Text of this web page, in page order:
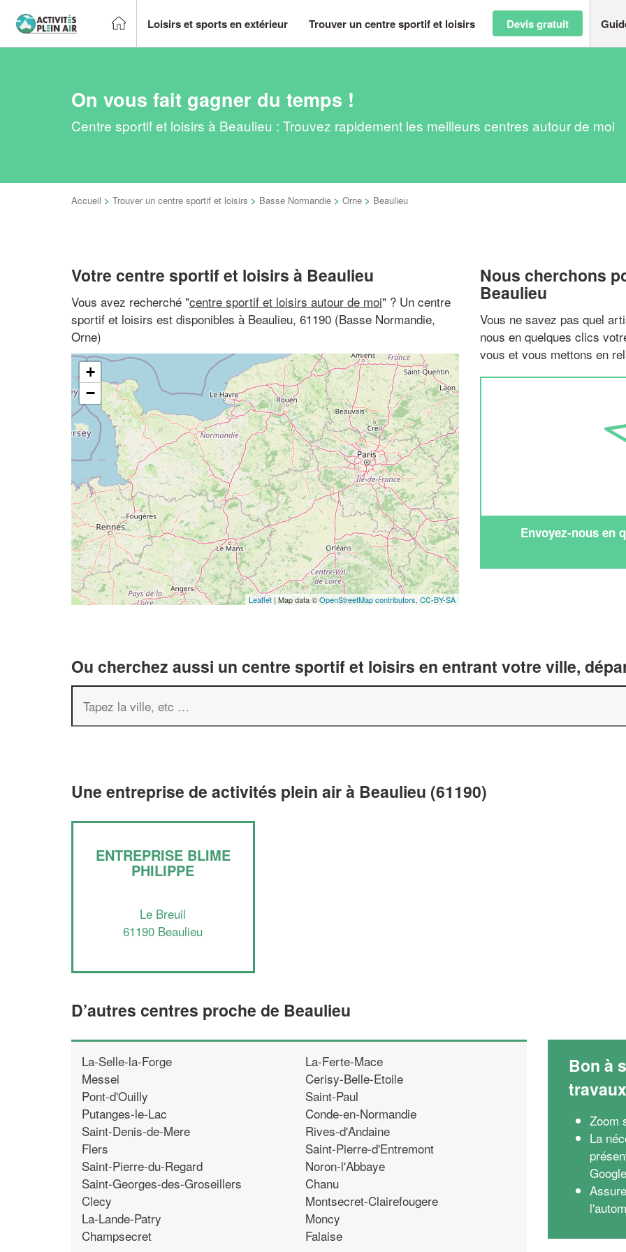
Loisirs et sports en extérieur Trouver un centre sportif et loisirs Devis gratuit
On vous fait gagner du temps !
Centre sportif et loisirs à Beaulieu : Trouvez rapidement les meilleurs centres autour de moi
Accueil > Trouver un centre sportif et loisirs > Basse Normandie > Orne > Beaulieu
Votre centre sportif et loisirs à Beaulieu
Vous avez recherché "centre sportif et loisirs autour de moi" ? Un centre
sportif et loisirs est disponibles à Beaulieu, 61190 (Basse Normandie,
Orne)
+
−
Leaflet | Map data ©OpenStreetMap contributors, CC-BY-SA
Nous cherchons
Beaulieu
Vous ne savez pas quel
nous en quelques clics
vous et vous mettons en
Envoyez-nous en
Ou cherchez aussi un centre sportif et loisirs en entrant votre ville,
Une entreprise de activités plein air à Beaulieu (61190)
ENTREPRISE BLIME
PHILIPPE
Le Breuil
61190 Beaulieu
D’autres centres proche de Beaulieu
La-Selle-la-Forge
Messei
Pont-d'Ouilly
Putanges-le-Lac
Saint-Denis-de-Mere
Flers
Saint-Pierre-du-Regard
Saint-Georges-des-Groseillers
Clecy
La-Lande-Patry
Champsecret
La-Ferte-Mace
Cerisy-Belle-Etoile
Saint-Paul
Conde-en-Normandie
Rives-d'Andaine
Saint-Pierre-d'Entremont
Noron-l'Abbaye
Chanu
Montsecret-Clairefougere
Moncy
Falaise
Bon à
travaux
Zoom
La